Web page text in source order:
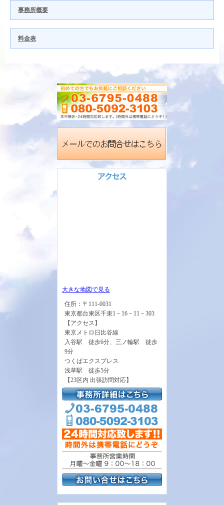
事務所概要
料金表
大きな地図で見る
住所：〒111-0031
東京都台東区千束1－16－11－303
【アクセス】
東京メトロ日比谷線
入谷駅 徒歩6分、三ノ輪駅 徒歩
9分
つくばエクスプレス
浅草駅 徒歩5分
【23区内 出張訪問対応】